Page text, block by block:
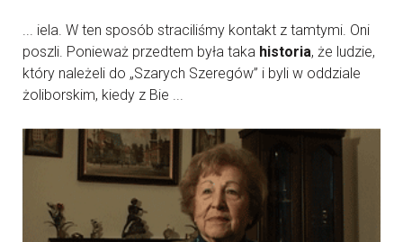
... iela. W ten sposób straciliśmy kontakt z tamtymi. Oni
poszli. Ponieważ przedtem była taka historia, że ludzie,
który należeli do „Szarych Szeregów” i byli w oddziale
żoliborskim, kiedy z Bie ...